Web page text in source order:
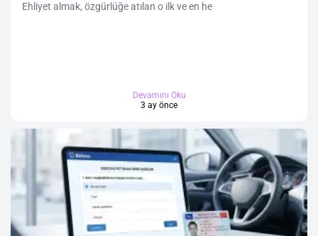
Ehliyet almak, özgürlüğe atılan o ilk ve en he
Devamını Oku
3 ay önce